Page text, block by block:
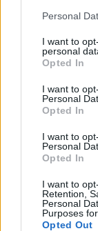
Personal
I want to
personal
Opted In
I want to
Personal
Opted In
I want to
Personal
Opted In
I want to
Retention,
Personal
Purposes
Opted Out